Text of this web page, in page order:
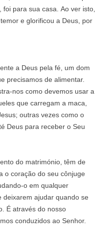
para sua casa. Ao ver isto,
e glorificou a Deus, por
a Deus pela fé, um dom
precisamos de alimentar.
nos como devemos usar a
que carregam a maca,
outras vezes como o
Deus para receber o Seu
do matrimónio, têm de
o coração do seu cônjuge
o em qualquer
deixarem ajudar quando se
É através do nosso
conduzidos ao Senhor.